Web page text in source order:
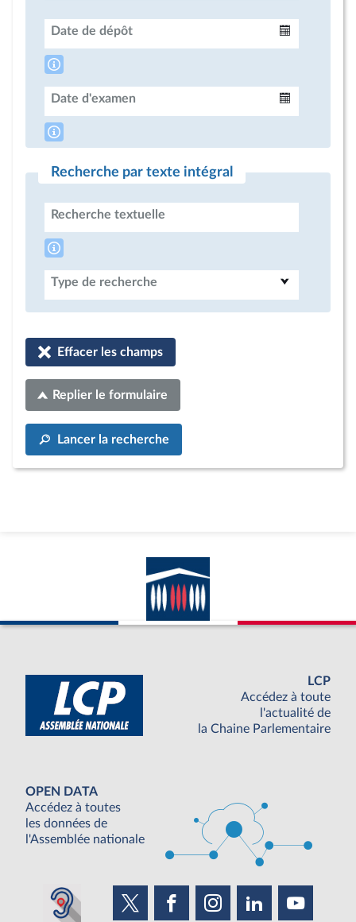
Date de dépôt
Date d'examen
Recherche par texte intégral
Recherche textuelle
Type de recherche
Effacer les champs
Replier le formulaire
Lancer la recherche
LCP
Accédez à toute
l'actualité de
la Chaine Parlementaire
OPEN DATA
Accédez à toutes
les données de
l'Assemblée nationale